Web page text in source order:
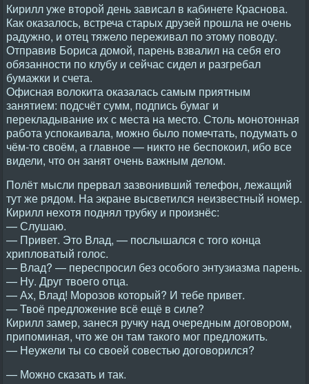
Кирилл уже второй день зависал в кабинете Краснова.
Как оказалось, встреча старых друзей прошла не очень
радужно, и отец тяжело переживал по этому поводу.
Отправив Бориса домой, парень взвалил на себя его
обязанности по клубу и сейчас сидел и разгребал
бумажки и счета.
Офисная волокита оказалась самым приятным
занятием: подсчёт сумм, подпись бумаг и
перекладывание их с места на место. Столь монотонная
работа успокаивала, можно было помечтать, подумать о
чём-то своём, а главное — никто не беспокоил, ибо все
видели, что он занят очень важным делом.
Полёт мысли прервал зазвонивший телефон, лежащий
тут же рядом. На экране высветился неизвестный номер.
Кирилл нехотя поднял трубку и произнёс:
— Слушаю.
— Привет. Это Влад, — послышался с того конца
хрипловатый голос.
— Влад? — переспросил без особого энтузиазма парень.
— Ну. Друг твоего отца.
— Ах, Влад! Морозов который? И тебе привет.
— Твоё предложение всё ещё в силе?
Кирилл замер, занеся ручку над очередным договором,
припоминая, что же он там такого мог предложить.
— Неужели ты со своей совестью договорился?
— Можно сказать и так.